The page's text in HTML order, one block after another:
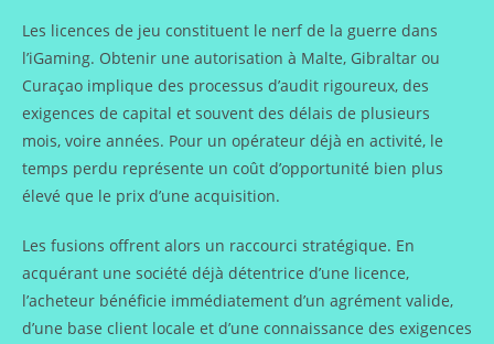
Les licences de jeu constituent le nerf de la guerre dans
l’iGaming. Obtenir une autorisation à Malte, Gibraltar ou
Curaçao implique des processus d’audit rigoureux, des
exigences de capital et souvent des délais de plusieurs
mois, voire années. Pour un opérateur déjà en activité, le
temps perdu représente un coût d’opportunité bien plus
élevé que le prix d’une acquisition.
Les fusions offrent alors un raccourci stratégique. En
acquérant une société déjà détentrice d’une licence,
l’acheteur bénéficie immédiatement d’un agrément valide,
d’une base client locale et d’une connaissance des exigences